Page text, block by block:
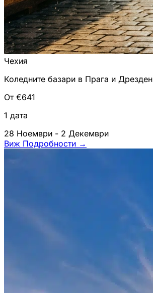
Чехия
Коледните базари в Прага и Дрезден
От €641
1 дата
28 Ноември - 2 Декември
Виж Подробности →